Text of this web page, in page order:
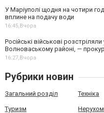
У Маріуполі щодня на чотири
вплине на подачу води
16:45,Вчора
Російські військові
Волноваському районі, —
16:27,Вчора
Рубрики новин
Загальний розділ Техніка
Туризм